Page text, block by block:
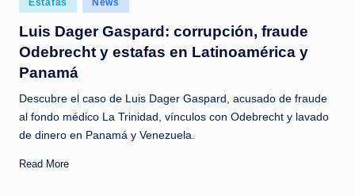
c
i
a
a
l
i
in
Estafas News
Luis Dager Gaspard: corrupción, fraude
Odebrecht y estafas en Latinoamérica y
Panamá
Descubre el caso de Luis Dager Gaspard, acusado de fraude
al fondo médico La Trinidad, vínculos con Odebrecht y lavado
de dinero en Panamá y Venezuela.
Read More